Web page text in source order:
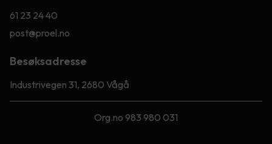
61 23 24 40
post@proel.no
Besøksadresse
Industrivegen 31, 2680 Vågå
Org.no 983 980 031